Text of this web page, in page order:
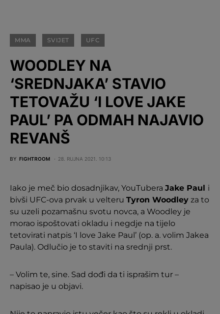
MMA SVIJET UFC
WOODLEY NA
‘SREDNJAKA’ STAVIO
TETOVAŽU ‘I LOVE JAKE
PAUL’ PA ODMAH NAJAVIO
REVANŠ
BY FIGHTROOM 28. RUJNA 2021. 10:13
Iako je meč bio dosadnjikav, YouTubera Jake Paul i
bivši UFC-ova prvak u velteru Tyron Woodley za to
su uzeli pozamašnu svotu novca, a Woodley je
morao ispoštovati okladu i negdje na tijelo
tetovirati natpis ‘I love Jake Paul’ (op. a. volim Jakea
Paula). Odlučio je to staviti na srednji prst.
– Volim te, sine. Sad dođi da ti isprašim tur –
napisao je u objavi.